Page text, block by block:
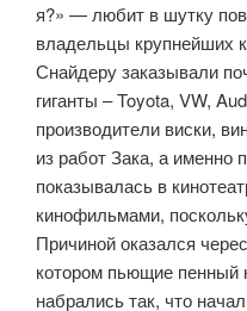
я?» — любит в шутку
владельцы крупнейших
Снайдеру заказывали
гиганты – Toyota, VW,
производители виски,
из работ Зака, а именно
показывалась в
кинофильмами,
Причиной оказался
котором пьющие пенный
набрались так, что